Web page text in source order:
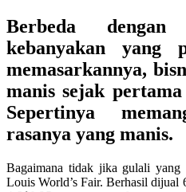
Berbeda
kebanyakan yang
memasarkannya,
manis sejak
Sepertinya
rasanya yang manis.
Bagaimana tidak jika gulali
Louis World’s Fair. Berhasil dijual